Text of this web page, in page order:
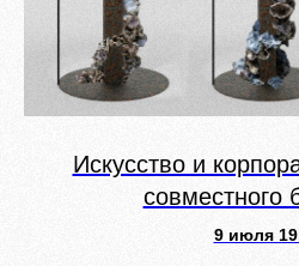
Искусство и
совместного
9 июля